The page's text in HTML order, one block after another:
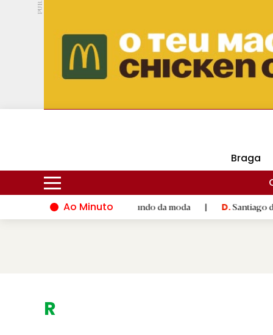
PUB.
Hoje 16ºC 28ºC DMtv
Braga
Ao Minuto
e à inovação do mundo da moda | D.Santiago de
Região.